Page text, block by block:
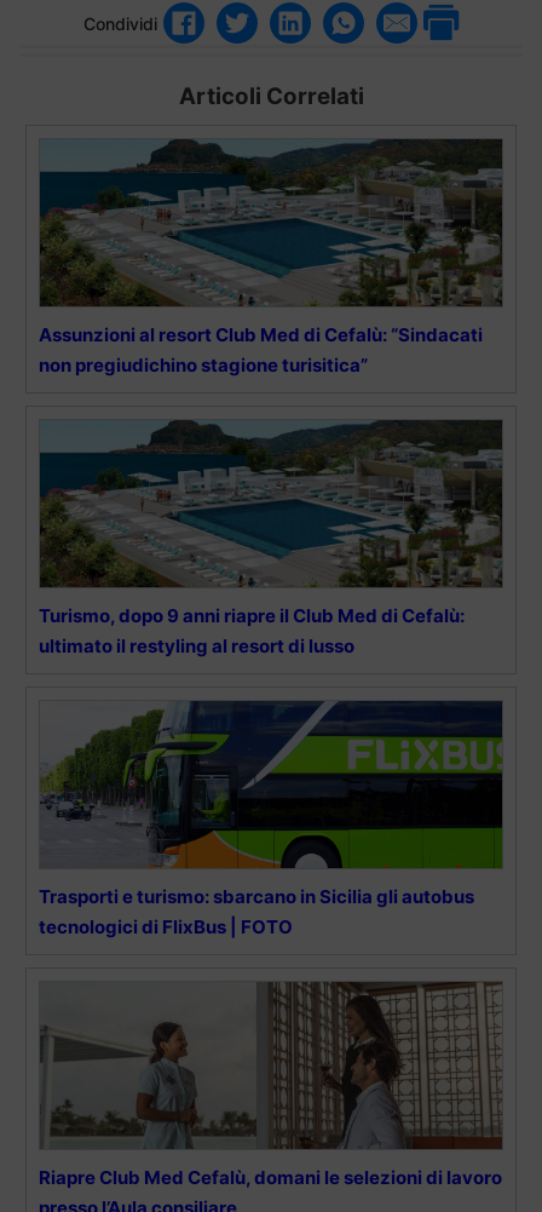
Condividi
Articoli Correlati
Assunzioni al resort Club Med di Cefalù: “Sindacati
non pregiudichino stagione turisitica”
Turismo, dopo 9 anni riapre il Club Med di Cefalù:
ultimato il restyling al resort di lusso
Trasporti e turismo: sbarcano in Sicilia gli autobus
tecnologici di FlixBus | FOTO
Riapre Club Med Cefalù, domani le selezioni di lavoro